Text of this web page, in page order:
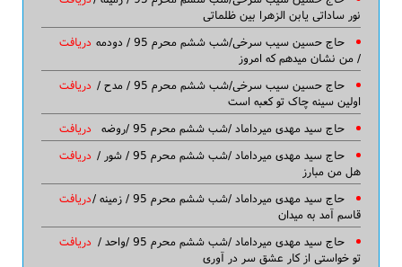
نور ساداتی یابن الزهرا بین ظلماتی
دریافت حاج حسین سیب سرخی/شب ششم محرم 95 / دودمه
/ من نشان میدهم که امروز
دریافت حاج حسین سیب سرخی/شب ششم محرم 95 / مدح /
اولین سینه چاک تو کعبه است
دریافت
حاج سید مهدی میرداماد /شب ششم محرم 95 /روضه
دریافت حاج سید مهدی میرداماد /شب ششم محرم 95 / شور /
هل من مبارز
دریافتحاج سید مهدی میرداماد /شب ششم محرم 95 / زمینه /
قاسم آمد به میدان
دریافت حاج سید مهدی میرداماد /شب ششم محرم 95 /واحد /
تو خواستی از کار عشق سر در آوری